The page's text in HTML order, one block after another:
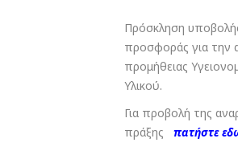
Πρόσκληση
προσφοράς για την
προμήθειας
Υλικού.
Για προβολή της
πράξης πατήστε